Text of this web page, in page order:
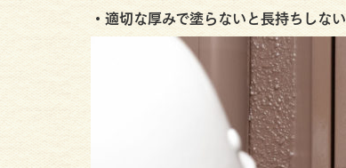
・適切な厚みで塗らないと長持ちしない